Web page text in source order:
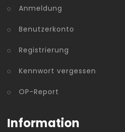
Anmeldung
Benutzerkonto
Registrierung
Kennwort vergessen
OP-Report
Information